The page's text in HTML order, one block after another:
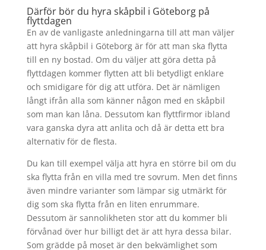
Därför bör du hyra skåpbil i Göteborg på
flyttdagen
En av de vanligaste anledningarna till att man väljer
att hyra skåpbil i Göteborg är för att man ska flytta
till en ny bostad. Om du väljer att göra detta på
flyttdagen kommer flytten att bli betydligt enklare
och smidigare för dig att utföra. Det är nämligen
långt ifrån alla som känner någon med en skåpbil
som man kan låna. Dessutom kan flyttfirmor ibland
vara ganska dyra att anlita och då är detta ett bra
alternativ för de flesta.
Du kan till exempel välja att hyra en större bil om du
ska flytta från en villa med tre sovrum. Men det finns
även mindre varianter som lämpar sig utmärkt för
dig som ska flytta från en liten enrummare.
Dessutom är sannolikheten stor att du kommer bli
förvånad över hur billigt det är att hyra dessa bilar.
Som grädde på moset är den bekvämlighet som